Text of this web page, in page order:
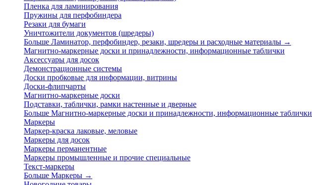
Пленка для ламинирования
Пружины для перфобиндера
Резаки для бумаги
Уничтожители документов (шредеры)
Больше Ламинатор, перфобиндер, резаки, шредеры и расходные материалы →
Магнитно-маркерные доски и принадлежности, информационные таблички
Аксессуары для досок
Демонстрационные системы
Доски пробковые для информации, витрины
Доски-флипчарты
Магнитно-маркерные доски
Подставки, таблички, рамки настенные и дверные
Больше Магнитно-маркерные доски и принадлежности, информационные таблички
Маркеры
Маркер-краска лаковые, меловые
Маркеры для досок
Маркеры перманентные
Маркеры промышленные и прочие специальные
Текст-маркеры
Больше Маркеры →